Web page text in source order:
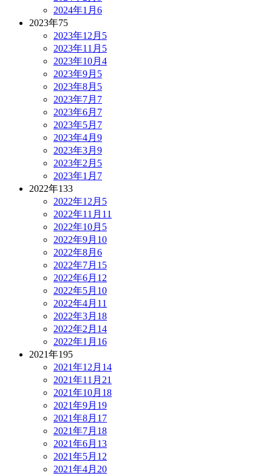
2024年1月 6
2023年75
2023年12月 5
2023年11月 5
2023年10月 4
2023年9月 5
2023年8月 5
2023年7月 7
2023年6月 7
2023年5月 7
2023年4月 9
2023年3月 9
2023年2月 5
2023年1月 7
2022年133
2022年12月 5
2022年11月 11
2022年10月 5
2022年9月 10
2022年8月 6
2022年7月 15
2022年6月 12
2022年5月 10
2022年4月 11
2022年3月 18
2022年2月 14
2022年1月 16
2021年195
2021年12月 14
2021年11月 21
2021年10月 18
2021年9月 19
2021年8月 17
2021年7月 18
2021年6月 13
2021年5月 12
2021年4月 20